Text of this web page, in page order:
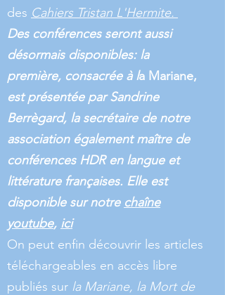
des Cahiers Tristan L'Hermite.
Des conférences seront aussi
désormais disponibles: la
première, consacrée à la Mariane,
est présentée par Sandrine
Berrègard, la secrétaire de notre
association également maître de
conférences HDR en langue et
littérature françaises. Elle est
disponible sur notre chaîne
youtube, ici
On peut enfin découvrir les articles
téléchargeables en accès libre
publiés sur la Mariane, la Mort de